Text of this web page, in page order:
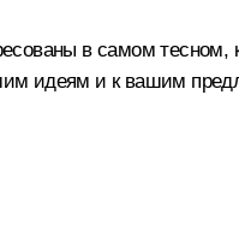
в самом тесном,
идеям и к вашим